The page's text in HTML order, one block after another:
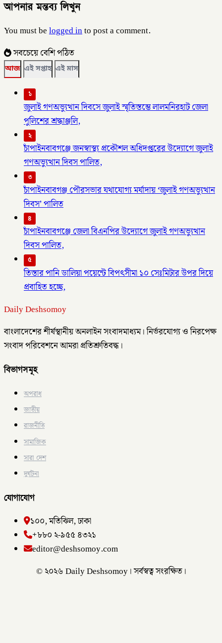
আপনার মন্তব্য লিখুন
You must belogged into post a comment.
সবচেয়ে বেশি পঠিত
আজ এই সপ্তাহ এই মাস
১
জুলাই গণঅভ্যুত্থান দিবসে জুলাই স্মৃতিস্তম্ভে লালমনিরহাট জেলা
পুলিশের শ্রদ্ধাঞ্জলি,
২
চাঁপাইনবাবগঞ্জে জনস্বাস্থ্য প্রকৌশল অধিদপ্তরের উদ্যোগে জুলাই
গণঅভ্যুত্থান দিবস পালিত,
৩
চাঁপাইনবাবগঞ্জ পৌরসভার যথাযোগ্য মর্যাদায় ‘জুলাই গণঅভ্যুত্থান
দিবস’ পালিত
৪
চাঁপাইনবাবগঞ্জে জেলা বিএনপির উদ্যোগে জুলাই গণঅভ্যুত্থান
দিবস পালিত,
৫
তিস্তার পানি ডালিয়া পয়েন্টে বিপৎসীমা ১০ সেঃমিটার উপর দিয়ে
প্রবাহিত হচ্ছে,
Daily Deshsomoy
বাংলাদেশের শীর্ষস্থানীয় অনলাইন সংবাদমাধ্যম। নির্ভরযোগ্য ও নিরপেক্ষ
সংবাদ পরিবেশনে আমরা প্রতিশ্রুতিবদ্ধ।
বিভাগসমূহ
অপরাধ
জাতীয়
রাজনীতি
সামাজিক
সারা দেশ
দুর্ঘটনা
যোগাযোগ
১০০, মতিঝিল, ঢাকা
+৮৮০ ২-৯৫৫ ৪৩২১
editor@deshsomoy.com
© ২০২৬ Daily Deshsomoy। সর্বস্বত্ব সংরক্ষিত।